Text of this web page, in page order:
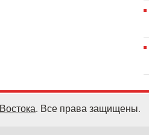
. Все права защищены.